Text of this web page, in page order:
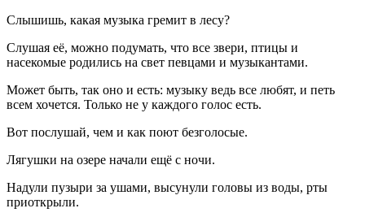
Слышишь, какая музыка гремит в лесу?
Слушая её, можно подумать, что все звери, птицы и
насекомые родились на свет певцами и музыкантами.
Может быть, так оно и есть: музыку ведь все любят, и петь
всем хочется. Только не у каждого голос есть.
Вот послушай, чем и как поют безголосые.
Лягушки на озере начали ещё с ночи.
Надули пузыри за ушами, высунули головы из воды, рты
приоткрыли.